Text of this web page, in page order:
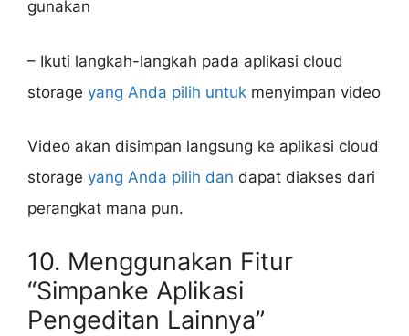
gunakan
– Ikuti langkah-langkah pada aplikasi cloud
storage yang Anda pilih untuk menyimpan video
Video akan disimpan langsung ke aplikasi cloud
storage yang Anda pilih dan dapat diakses dari
perangkat mana pun.
10. Menggunakan Fitur
“Simpanke Aplikasi
Pengeditan Lainnya”